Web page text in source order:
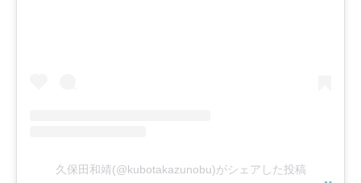
久保田和靖(@kubotakazunobu)がシェアした投稿